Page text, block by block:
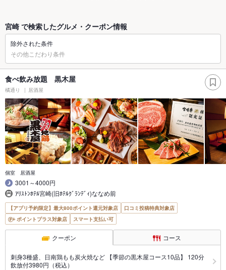
宮崎 で検索したグルメ・クーポン情報
除外された条件
その他こだわり条件
食べ飲み放題 黒木屋
橘通り 居酒屋
個室 居酒屋
3001～4000円
ｱﾘｽﾄﾝﾎﾃﾙ宮崎(旧ﾎﾃﾙｸﾞﾗﾝﾃﾞｨ)ななめ前
【アプリ予約限定】最大800ポイント還元対象店
口コミ投稿特典対象店
ポイントプラス対象店
スマート支払い可
クーポン コース
刺身3種盛、日南鶏もも炭火焼など 【季節の黒木屋コース10品】 120分
飲放付3980円（税込）